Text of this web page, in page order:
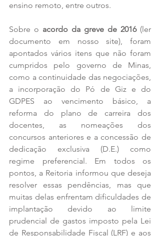
ensino remoto, entre outros.
Sobre o acordo da greve de 2016 (ler
documento em nosso site), foram
apontados vários itens que não foram
cumpridos pelo governo de Minas,
como a continuidade das negociações,
a incorporação do Pó de Giz e do
GDPES ao vencimento básico, a
reforma do plano de carreira dos
docentes, as nomeações dos
concursos anteriores e a concessão de
dedicação exclusiva (D.E.) como
regime preferencial. Em todos os
pontos, a Reitoria informou que deseja
resolver essas pendências, mas que
muitas delas enfrentam dificuldades de
implantação devido ao limite
prudencial de gastos imposto pela Lei
de Responsabilidade Fiscal (LRF) e aos